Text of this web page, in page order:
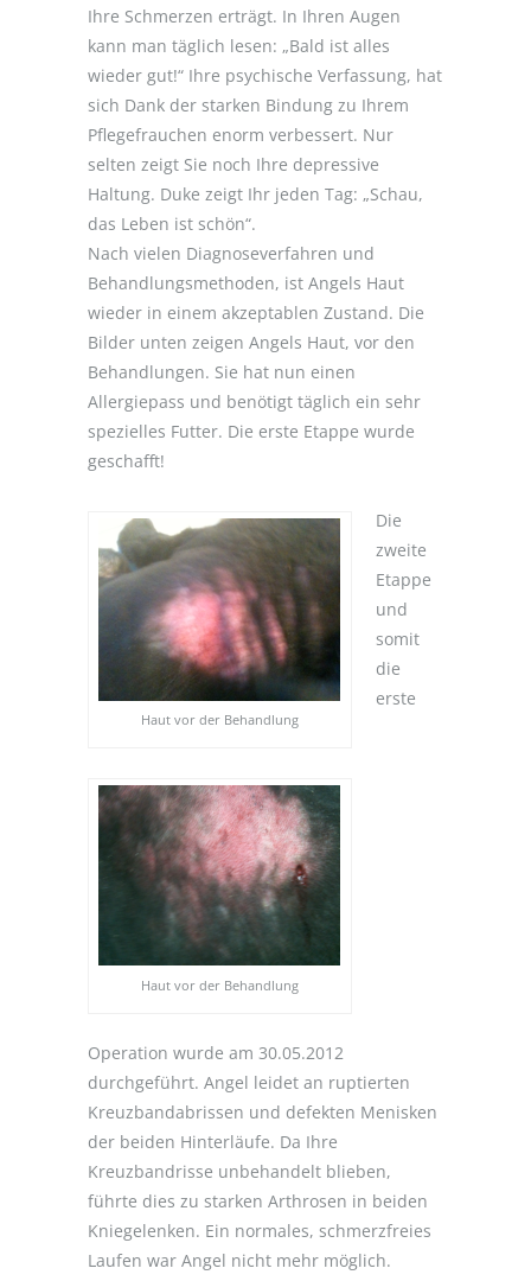
Ihre Schmerzen erträgt. In Ihren Augen
kann man täglich lesen: „Bald ist alles
wieder gut!“ Ihre psychische Verfassung, hat
sich Dank der starken Bindung zu Ihrem
Pflegefrauchen enorm verbessert. Nur
selten zeigt Sie noch Ihre depressive
Haltung. Duke zeigt Ihr jeden Tag: „Schau,
das Leben ist schön“.
Nach vielen Diagnoseverfahren und
Behandlungsmethoden, ist Angels Haut
wieder in einem akzeptablen Zustand. Die
Bilder unten zeigen Angels Haut, vor den
Behandlungen. Sie hat nun einen
Allergiepass und benötigt täglich ein sehr
spezielles Futter. Die erste Etappe wurde
geschafft!
Haut vor der Behandlung
Haut vor der Behandlung
Die
zweite
Etappe
und
somit
die
erste
Operation wurde am 30.05.2012
durchgeführt. Angel leidet an ruptierten
Kreuzbandabrissen und defekten Menisken
der beiden Hinterläufe. Da Ihre
Kreuzbandrisse unbehandelt blieben,
führte dies zu starken Arthrosen in beiden
Kniegelenken. Ein normales, schmerzfreies
Laufen war Angel nicht mehr möglich.